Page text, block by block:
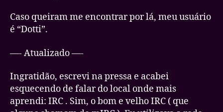
Caso queiram me encontrar por lá, meu usuário
é “Dotti”.
—- Atualizado —-
Ingratidão, escrevi na pressa e acabei
esquecendo de falar do local onde mais
aprendi: IRC . Sim, o bom e velho IRC ( que